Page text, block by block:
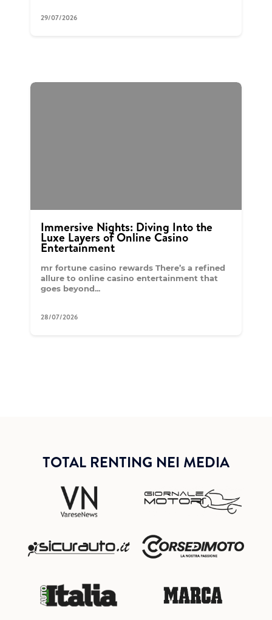
29/07/2026
Immersive Nights: Diving Into the
Luxe Layers of Online Casino
Entertainment
mr fortune casino rewards There’s a refined
allure to online casino entertainment that
goes beyond...
28/07/2026
TOTAL RENTING NEI MEDIA